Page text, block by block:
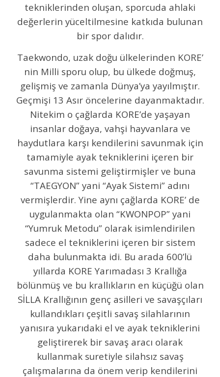
tekniklerinden oluşan, sporcuda ahlaki
değerlerin yüceltilmesine katkıda bulunan
bir spor dalıdır.
Taekwondo, uzak doğu ülkelerinden KORE’
nin Milli sporu olup, bu ülkede doğmuş,
gelişmiş ve zamanla Dünya’ya yayılmıştır.
Geçmişi 13 Asır öncelerine dayanmaktadır.
Nitekim o çağlarda KORE’de yaşayan
insanlar doğaya, vahşi hayvanlara ve
haydutlara karşı kendilerini savunmak için
tamamiyle ayak tekniklerini içeren bir
savunma sistemi geliştirmişler ve buna
“TAEGYON” yani “Ayak Sistemi” adını
vermişlerdir. Yine aynı çağlarda KORE’ de
uygulanmakta olan “KWONPOP” yani
“Yumruk Metodu” olarak isimlendirilen
sadece el tekniklerini içeren bir sistem
daha bulunmakta idi. Bu arada 600’lü
yıllarda KORE Yarımadası 3 Krallığa
bölünmüş ve bu krallıkların en küçüğü olan
SİLLA Krallığının genç asilleri ve savaşçıları
kullandıkları çeşitli savaş silahlarının
yanısıra yukarıdaki el ve ayak tekniklerini
geliştirerek bir savaş aracı olarak
kullanmak suretiyle silahsız savaş
çalışmalarına da önem verip kendilerini